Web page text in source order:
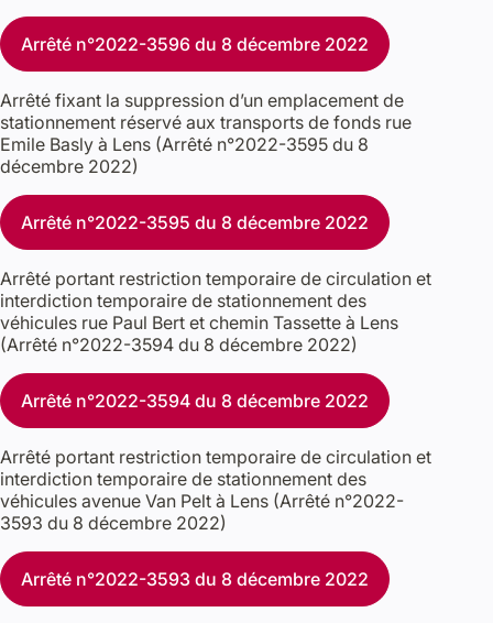
Arrêté n°2022-3596 du 8 décembre 2022
Arrêté fixant la suppression d’un emplacement de
stationnement réservé aux transports de fonds rue
Emile Basly à Lens (Arrêté n°2022-3595 du 8
décembre 2022)
Arrêté n°2022-3595 du 8 décembre 2022
Arrêté portant restriction temporaire de circulation et
interdiction temporaire de stationnement des
véhicules rue Paul Bert et chemin Tassette à Lens
(Arrêté n°2022-3594 du 8 décembre 2022)
Arrêté n°2022-3594 du 8 décembre 2022
Arrêté portant restriction temporaire de circulation et
interdiction temporaire de stationnement des
véhicules avenue Van Pelt à Lens (Arrêté n°2022-
3593 du 8 décembre 2022)
Arrêté n°2022-3593 du 8 décembre 2022